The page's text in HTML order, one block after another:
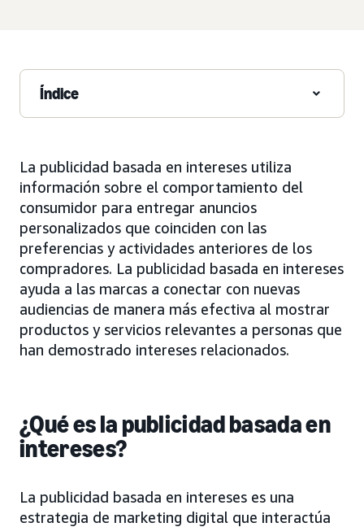
Índice
La publicidad basada en intereses utiliza
información sobre el comportamiento del
consumidor para entregar anuncios
personalizados que coinciden con las
preferencias y actividades anteriores de los
compradores. La publicidad basada en intereses
ayuda a las marcas a conectar con nuevas
audiencias de manera más efectiva al mostrar
productos y servicios relevantes a personas que
han demostrado intereses relacionados.
¿Qué es la publicidad basada en
intereses?
La publicidad basada en intereses es una
estrategia de marketing digital que interactúa